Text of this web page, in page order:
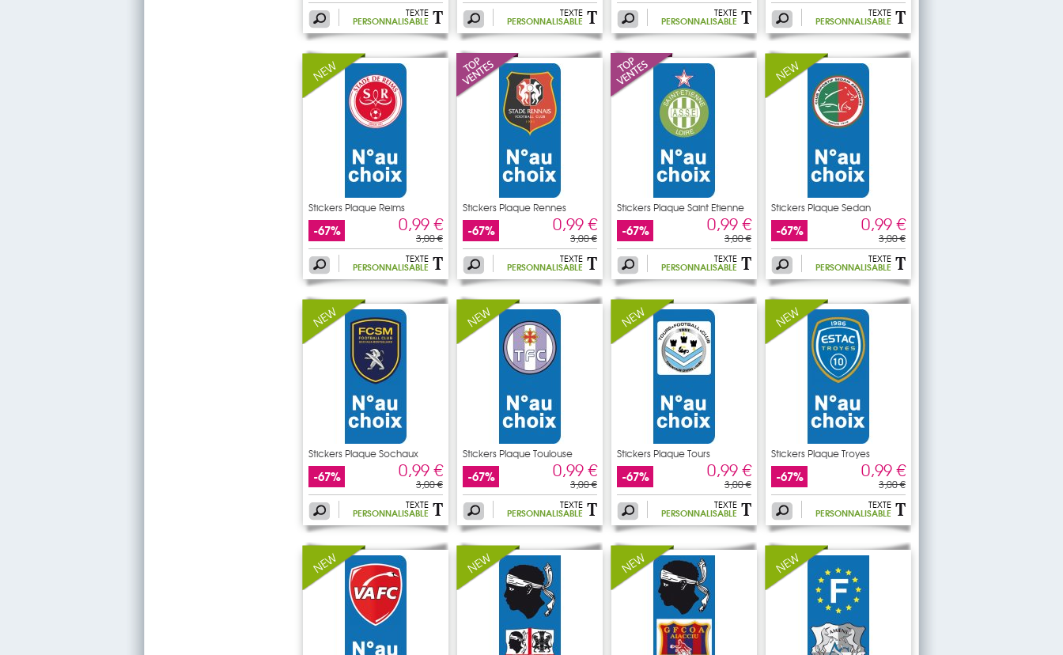
TEXTE
PERSONNALISABLE
TEXTE
PERSONNALISABLE
TEXTE
PERSONNALISABLE
TEXTE
PERSONNALISABLE
Stickers Plaque Reims
-67% 0,99 €
3,00 €
TEXTE
PERSONNALISABLE
Stickers Plaque Rennes
-67% 0,99 €
3,00 €
TEXTE
PERSONNALISABLE
Stickers Plaque Saint Etienne
-67% 0,99 €
3,00 €
TEXTE
PERSONNALISABLE
Stickers Plaque Sedan
-67% 0,99 €
3,00 €
TEXTE
PERSONNALISABLE
Stickers Plaque Sochaux
-67% 0,99 €
3,00 €
TEXTE
PERSONNALISABLE
Stickers Plaque Toulouse
-67% 0,99 €
3,00 €
TEXTE
PERSONNALISABLE
Stickers Plaque Tours
-67% 0,99 €
3,00 €
TEXTE
PERSONNALISABLE
Stickers Plaque Troyes
-67% 0,99 €
3,00 €
TEXTE
PERSONNALISABLE